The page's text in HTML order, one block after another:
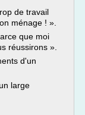
de travail
ménage ! ».
que moi
réussirons ».
d'un
large